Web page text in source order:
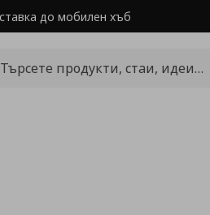
до мобилен хъб